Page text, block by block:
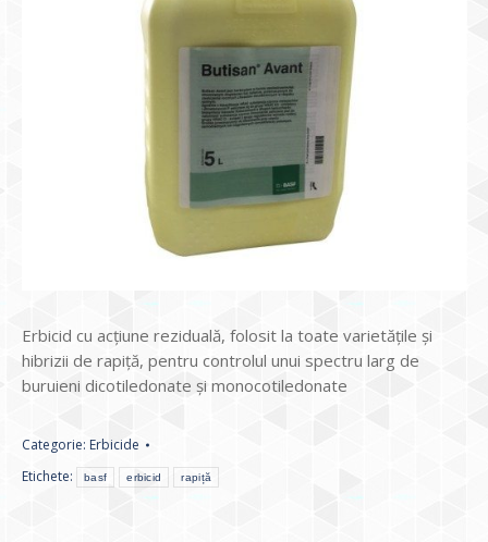
Erbicid cu acțiune reziduală, folosit la toate varietățile și
hibrizii de rapiță, pentru controlul unui spectru larg de
buruieni dicotiledonate și monocotiledonate
Categorie: Erbicide
Etichete:
basf erbicid rapiță